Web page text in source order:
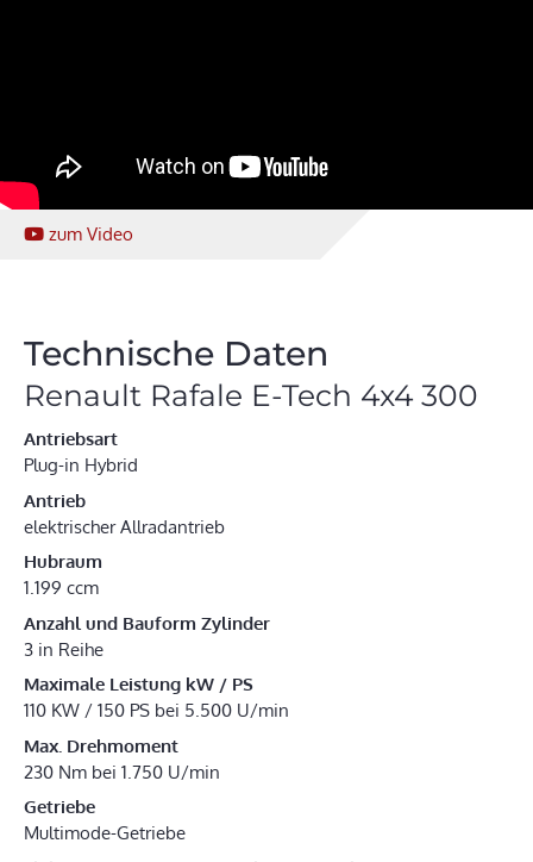
zum Video
Technische Daten
Renault Rafale E-Tech 4x4 300
Antriebsart
Plug-in Hybrid
Antrieb
elektrischer Allradantrieb
Hubraum
1.199 ccm
Anzahl und Bauform Zylinder
3 in Reihe
Maximale Leistung kW / PS
110 KW / 150 PS bei 5.500 U/min
Max. Drehmoment
230 Nm bei 1.750 U/min
Getriebe
Multimode-Getriebe